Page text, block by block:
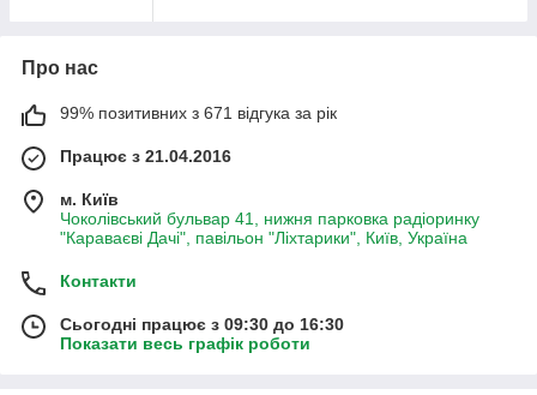
Про нас
99% позитивних з 671 відгука за рік
Працює з 21.04.2016
м. Київ
Чоколівський бульвар 41, нижня парковка радіоринку
"Караваєві Дачі", павільон "Ліхтарики", Київ, Україна
Контакти
Сьогодні працює з 09:30 до 16:30
Показати весь графік роботи